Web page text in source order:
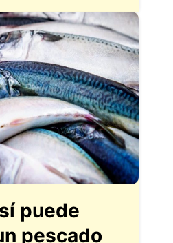
puede
pescado